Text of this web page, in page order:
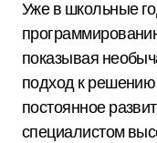
Уже в школьные
показывая
подход к
постоянное
специалистом